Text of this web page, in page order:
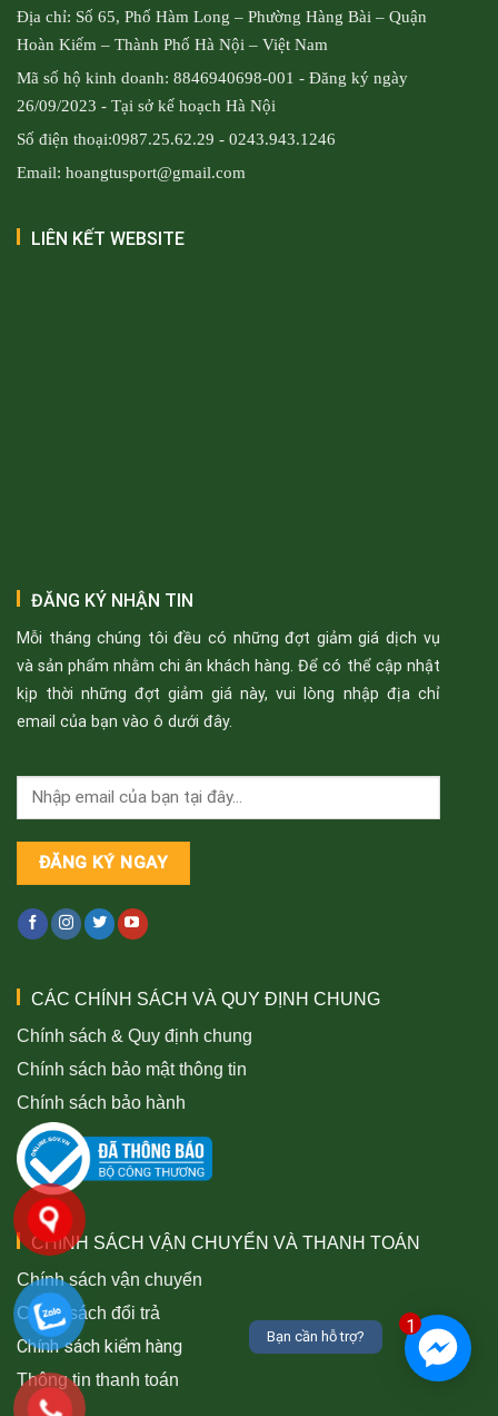
Địa chỉ: Số 65, Phố Hàm Long – Phường Hàng Bài – Quận
Hoàn Kiếm – Thành Phố Hà Nội – Việt Nam
Mã số hộ kinh doanh: 8846940698-001 - Đăng ký ngày
26/09/2023 - Tại sở kế hoạch Hà Nội
Số điện thoại:0987.25.62.29 - 0243.943.1246
Email: hoangtusport@gmail.com
LIÊN KẾT WEBSITE
ĐĂNG KÝ NHẬN TIN
Mỗi tháng chúng tôi đều có những đợt giảm giá dịch vụ
và sản phẩm nhằm chi ân khách hàng. Để có thể cập nhật
kịp thời những đợt giảm giá này, vui lòng nhập địa chỉ
email của bạn vào ô dưới đây.
CÁC CHÍNH SÁCH VÀ QUY ĐỊNH CHUNG
Chính sách & Quy định chung
Chính sách bảo mật thông tin
Chính sách bảo hành
CHÍNH SÁCH VẬN CHUYỂN VÀ THANH TOÁN
Chính sách vận chuyển
Chính sách đổi trả
Chính sách kiểm hàng
Thông tin thanh toán
1
Bạn cần hỗ trợ?